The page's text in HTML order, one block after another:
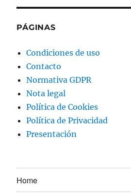
PÁGINAS
Condiciones de uso
Contacto
Normativa GDPR
Nota legal
Política de Cookies
Política de Privacidad
Presentación
Home